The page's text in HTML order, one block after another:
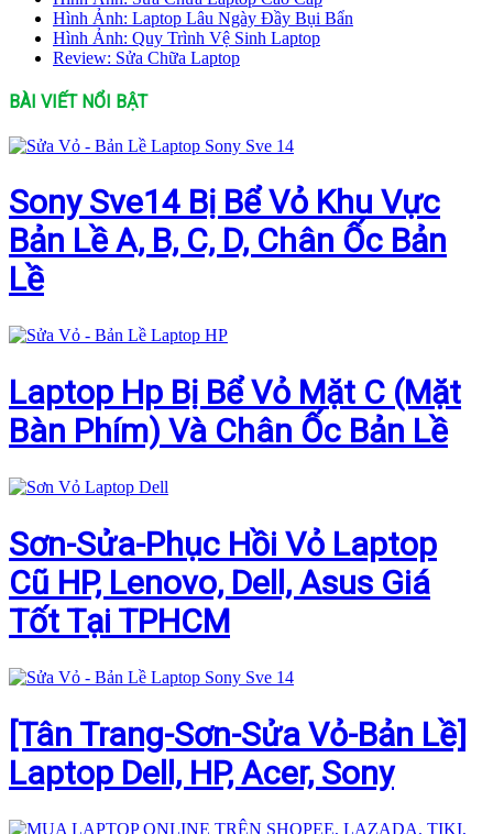
Hình Ảnh: Laptop Lâu Ngày Đầy Bụi Bẩn
Hình Ảnh: Quy Trình Vệ Sinh Laptop
Review: Sửa Chữa Laptop
BÀI VIẾT NỔI BẬT
Sony Sve14 Bị Bể Vỏ Khu Vực
Bản Lề A, B, C, D, Chân Ốc Bản
Lề
Laptop Hp Bị Bể Vỏ Mặt C (Mặt
Bàn Phím) Và Chân Ốc Bản Lề
Sơn-Sửa-Phục Hồi Vỏ Laptop
Cũ HP, Lenovo, Dell, Asus Giá
Tốt Tại TPHCM
[Tân Trang-Sơn-Sửa Vỏ-Bản Lề]
Laptop Dell, HP, Acer, Sony